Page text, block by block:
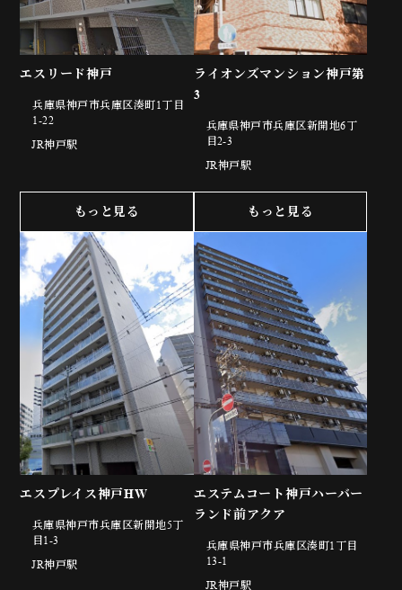
エスリード神戸
兵庫県神戸市兵庫区湊町1丁目
1-22
JR神戸駅
もっと見る
ライオンズマンション神戸第
3
兵庫県神戸市兵庫区新開地6丁
目2-3
JR神戸駅
もっと見る
エスプレイス神戸HW
兵庫県神戸市兵庫区新開地5丁
目1-3
JR神戸駅
エステムコート神戸ハーバー
ランド前アクア
兵庫県神戸市兵庫区湊町1丁目
13-1
JR神戸駅